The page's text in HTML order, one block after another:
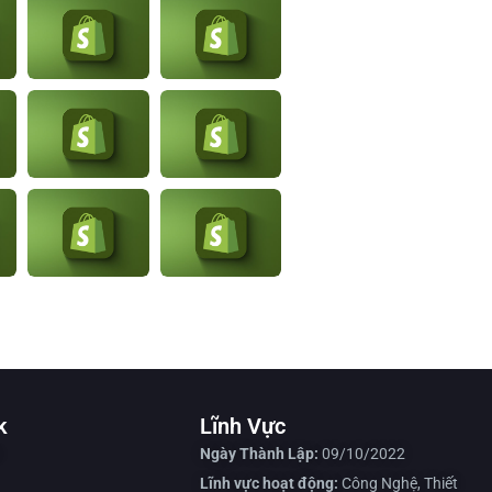
Lĩnh Vực
Ngày Thành Lập:09/10/2022
Lĩnh vực hoạt động:Công Nghệ, Thiết